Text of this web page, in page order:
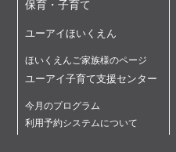
保育・子育て
ユーアイほいくえん
ほいくえんご家族様のページ
ユーアイ子育て支援センター
今月のプログラム
利用予約システムについて